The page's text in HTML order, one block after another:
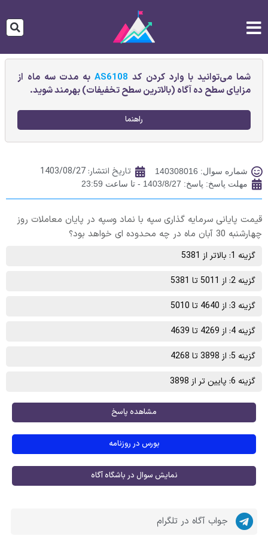
شما می‌توانید با وارد کردن کد AS6108به مدت سه ماه از
مزایای سطح ده آگاه (بالاترین سطح تخفیفات) بهرمند شوید.
راهنما
شماره سوال: 140308016 تاریخ انتشار: 1403/08/27
مهلت پاسخ: پاسخ: 1403/8/27 - تا ساعت 23:59
قیمت پایانی سرمایه گذاری سپه با نماد وسپه در پایان معاملات روز
چهارشنبه 30 آبان ماه در چه محدوده ای خواهد بود؟
گزینه 1: بالاتر از 5381
گزینه 2: از 5011 تا 5381
گزینه 3: از 4640 تا 5010
گزینه 4: از 4269 تا 4639
گزینه 5: از 3898 تا 4268
گزینه 6: پایین تر از 3898
مشاهده پاسخ
بورس در روزنامه
نمایش سوال در باشگاه آگاه
جواب آگاه در تلگرام